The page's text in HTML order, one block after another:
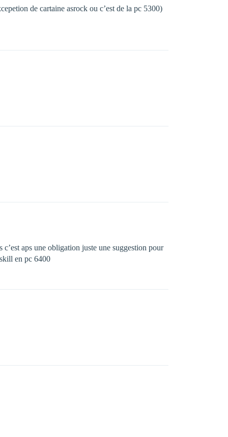
de cartaine asrock ou c’est de la pc 5300)
aps une obligation juste une suggestion pour
en pc 6400